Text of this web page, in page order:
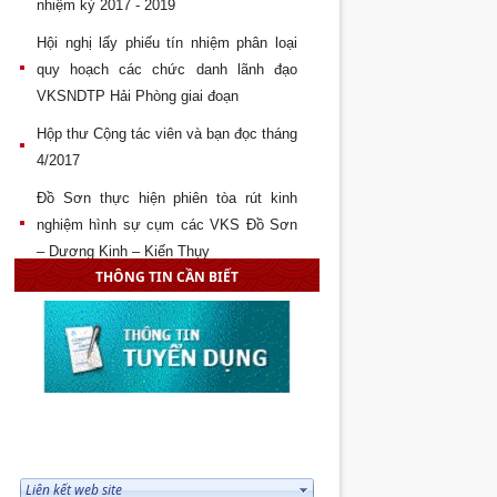
nhiệm kỳ 2017 - 2019
Hội nghị lấy phiếu tín nhiệm phân loại
quy hoạch các chức danh lãnh đạo
VKSNDTP Hải Phòng giai đoạn
Hộp thư Cộng tác viên và bạn đọc tháng
4/2017
Đồ Sơn thực hiện phiên tòa rút kinh
nghiệm hình sự cụm các VKS Đồ Sơn
– Dương Kinh – Kiến Thụy
Lễ công bố và và trao quyết định bổ
nhiệm Kiểm sát viên trung cấp và Kiểm
sát viên sơ cấp năm 2017
VKS nhân dân quận Đồ Sơn đạt thành
THÔNG TIN CẦN BIẾT